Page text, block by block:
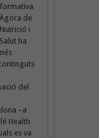
formativa
Àgora de
Nutrició i
Salut ha
del
–a
Health
es va